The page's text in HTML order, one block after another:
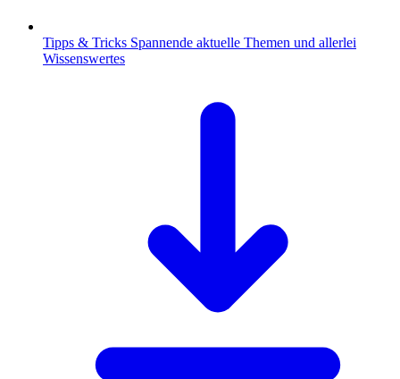
Tipps & Tricks Spannende aktuelle Themen und allerlei
Wissenswertes